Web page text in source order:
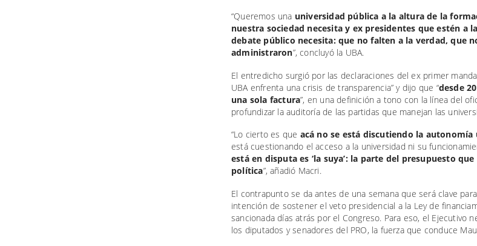
“Queremos una universidad pública a la altura de la
nuestra sociedad necesita y ex presidentes que estén a
debate público necesita: que no falten a la verdad, que
administraron”, concluyó la UBA.
El entredicho surgió por las declaraciones del ex primer
UBA enfrenta una crisis de transparencia” y dijo que “desde
una sola factura”, en una definición a tono con la línea del
profundizar la auditoría de las partidas que manejan las
“Lo cierto es que acá no se está discutiendo la
está cuestionando el acceso a la universidad ni su
está en disputa es ‘la suya’: la parte del presupuesto
política”, añadió Macri.
El contrapunto se da antes de una semana que será clave
intención de sostener el veto presidencial a la Ley de
sancionada días atrás por el Congreso. Para eso, el Ejecutivo
los diputados y senadores del PRO, la fuerza que conduce